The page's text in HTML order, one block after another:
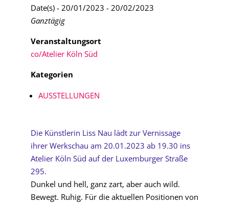
Date(s) - 20/01/2023 - 20/02/2023
Ganztägig
Veranstaltungsort
co/Atelier Köln Süd
Kategorien
AUSSTELLUNGEN
Die Künstlerin Liss Nau lädt zur Vernissage
ihrer Werkschau am 20.01.2023 ab 19.30 ins
Atelier Köln Süd auf der Luxemburger Straße
295.
Dunkel und hell, ganz zart, aber auch wild.
Bewegt. Ruhig. Für die aktuellen Positionen von